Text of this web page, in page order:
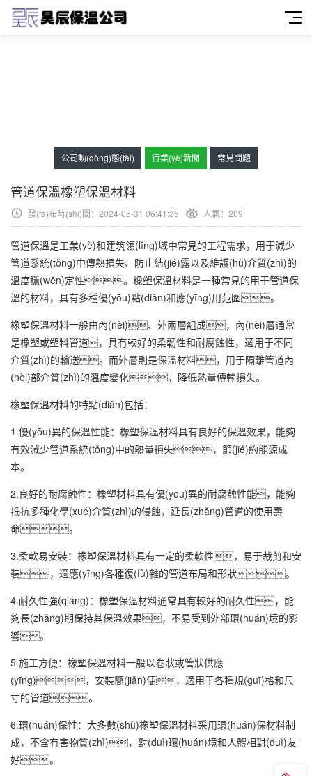
公司動(dòng)態(tài) 行業(yè)新聞 常見問題
管道保溫橡塑保溫材料
發(fā)布時(shí)間：2024-05-31 06:41:35 人氣： 209
管道保溫是工業(yè)和建筑領(lǐng)域中常見的工程需求，用于減少
管道系統(tǒng)中傳熱損失、防止結(jié)露以及維護(hù)介質(zhì)的
溫度穩(wěn)定性。橡塑保溫材料是一種常見的用于管道保
溫的材料，具有多種優(yōu)點(diǎn)和應(yīng)用范圍。
橡塑保溫材料一般由內(nèi)、外兩層組成，內(nèi)層通常
是橡塑或塑料管道，具有較好的柔韌性和耐腐蝕性，適用于不同
介質(zhì)的輸送。而外層則是保溫材料，用于隔離管道內
(nèi)部介質(zhì)的溫度變化，降低熱量傳輸損失。
橡塑保溫材料的特點(diǎn)包括：
1.優(yōu)異的保溫性能：橡塑保溫材料具有良好的保溫效果，能夠
有效減少管道系統(tǒng)中的熱量損失，節(jié)約能源成
本。
2.良好的耐腐蝕性：橡塑材料具有優(yōu)異的耐腐蝕性能，能夠
抵抗多種化學(xué)介質(zhì)的侵蝕，延長(zhǎng)管道的使用壽
命。
3.柔軟易安裝：橡塑保溫材料具有一定的柔軟性，易于裁剪和安
裝，適應(yīng)各種復(fù)雜的管道布局和形狀。
4.耐久性強(qiáng)：橡塑保溫材料通常具有較好的耐久性，能
夠長(zhǎng)期保持其保溫效果，不易受到外部環(huán)境的影
響。
5.施工方便：橡塑保溫材料一般以卷狀或管狀供應
(yīng)，安裝簡(jiǎn)便，適用于各種規(guī)格和尺
寸的管道。
6.環(huán)保性：大多數(shù)橡塑保溫材料采用環(huán)保材料制
成，不含有害物質(zhì)，對(duì)環(huán)境和人體相對(duì)友
好。